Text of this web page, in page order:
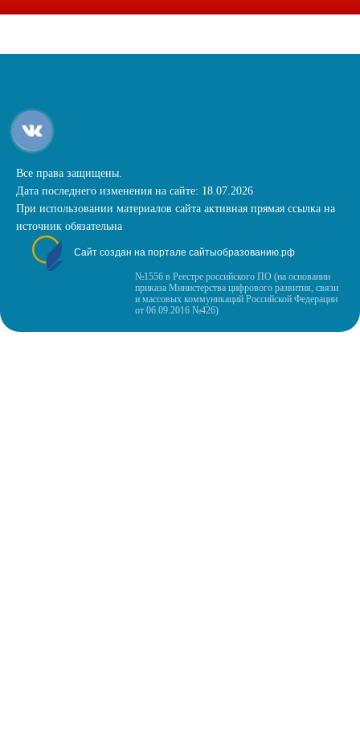
Все права защищены.
Дата последнего изменения на сайте: 18.07.2026
При использовании материалов сайта активная прямая ссылка на
источник обязательна
Сайт создан на портале сайтыобразованию.рф
№1556 в Реестре российского ПО (на основании
приказа Министерства цифрового развития, связи
и массовых коммуникаций Российской Федерации
от 06.09.2016 №426)